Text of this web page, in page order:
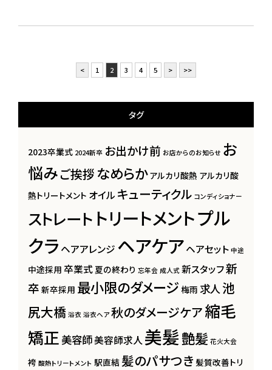
< 1 2 3 4 5 > >>
タグ
2023卒業式 2024新卒 お出かけ前 お店からのお知らせ お
悩みご挨拶 なめらか アルカリ酸熱 アルカリ酸
熱トリートメント オイル キューティクル コンディショナー
ストレート トリートメントプル
クラ ヘアアレンジ ヘアケアヘアセット 中途
中途採用 卒業式夏の終わり 忘年会 成人式 新スタッフ新
卒 新卒採用 最小限のダメージ梅雨 求人池
尻大橋 浴衣 浴衣ヘア 秋のダメージケア縮毛
矯正 美容師美容師求人美髪艶髪 花火大会
袴 酸熱トリートメント 駅直結 髪のパサつき 髪質改善トリ